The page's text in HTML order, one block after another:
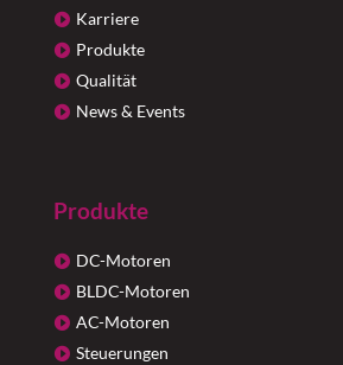
Karriere
Produkte
Qualität
News & Events
Produkte
DC-Motoren
BLDC-Motoren
AC-Motoren
Steuerungen